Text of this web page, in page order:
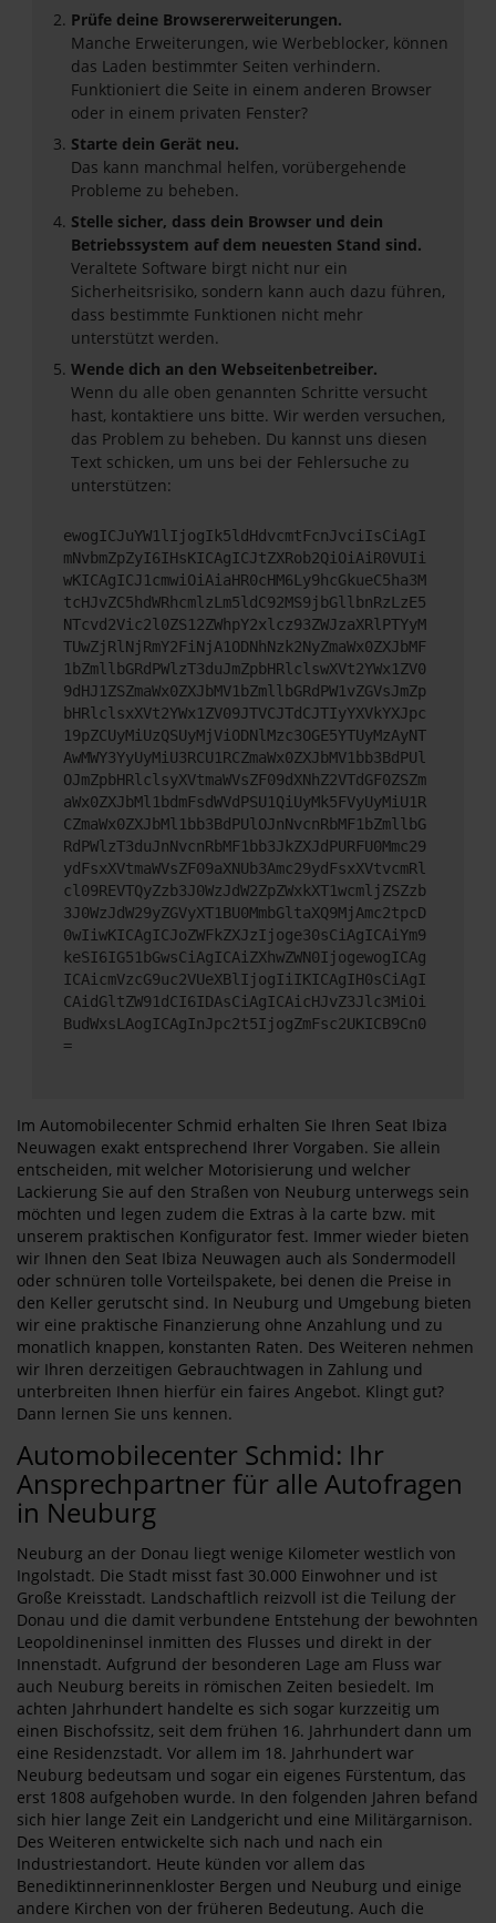
Prüfe deine Browsererweiterungen.
Manche Erweiterungen, wie Werbeblocker, können
das Laden bestimmter Seiten verhindern.
Funktioniert die Seite in einem anderen Browser
oder in einem privaten Fenster?
Starte dein Gerät neu.
Das kann manchmal helfen, vorübergehende
Probleme zu beheben.
Stelle sicher, dass dein Browser und dein
Betriebssystem auf dem neuesten Stand sind.
Veraltete Software birgt nicht nur ein
Sicherheitsrisiko, sondern kann auch dazu führen,
dass bestimmte Funktionen nicht mehr
unterstützt werden.
Wende dich an den Webseitenbetreiber.
Wenn du alle oben genannten Schritte versucht
hast, kontaktiere uns bitte. Wir werden versuchen,
das Problem zu beheben. Du kannst uns diesen
Text schicken, um uns bei der Fehlersuche zu
unterstützen:
ewogICJuYW1lIjogIk5ldHdvcmtFcnJvciIsCiAgI
mNvbmZpZyI6IHsKICAgICJtZXRob2QiOiAiR0VUIi
wKICAgICJ1cmwiOiAiaHR0cHM6Ly9hcGkueC5ha3M
tcHJvZC5hdWRhcmlzLm5ldC92MS9jbGllbnRzLzE5
NTcvd2Vic2l0ZS12ZWhpY2xlcz93ZWJzaXRlPTYyM
TUwZjRlNjRmY2FiNjA1ODNhNzk2NyZmaWx0ZXJbMF
1bZmllbGRdPWlzT3duJmZpbHRlclswXVt2YWx1ZV0
9dHJ1ZSZmaWx0ZXJbMV1bZmllbGRdPW1vZGVsJmZp
bHRlclsxXVt2YWx1ZV09JTVCJTdCJTIyYXVkYXJpc
19pZCUyMiUzQSUyMjViODNlMzc3OGE5YTUyMzAyNT
AwMWY3YyUyMiU3RCU1RCZmaWx0ZXJbMV1bb3BdPUl
OJmZpbHRlclsyXVtmaWVsZF09dXNhZ2VTdGF0ZSZm
aWx0ZXJbMl1bdmFsdWVdPSU1QiUyMk5FVyUyMiU1R
CZmaWx0ZXJbMl1bb3BdPUlOJnNvcnRbMF1bZmllbG
RdPWlzT3duJnNvcnRbMF1bb3JkZXJdPURFU0Mmc29
ydFsxXVtmaWVsZF09aXNUb3Amc29ydFsxXVtvcmRl
cl09REVTQyZzb3J0WzJdW2ZpZWxkXT1wcmljZSZzb
3J0WzJdW29yZGVyXT1BU0MmbGltaXQ9MjAmc2tpcD
0wIiwKICAgICJoZWFkZXJzIjoge30sCiAgICAiYm9
keSI6IG51bGwsCiAgICAiZXhwZWN0IjogewogICAg
ICAicmVzcG9uc2VUeXBlIjogIiIKICAgIH0sCiAgI
CAidGltZW91dCI6IDAsCiAgICAicHJvZ3Jlc3MiOi
BudWxsLAogICAgInJpc2t5IjogZmFsc2UKICB9Cn0
=
Im Automobilecenter Schmid erhalten Sie Ihren Seat Ibiza
Neuwagen exakt entsprechend Ihrer Vorgaben. Sie allein
entscheiden, mit welcher Motorisierung und welcher
Lackierung Sie auf den Straßen von Neuburg unterwegs sein
möchten und legen zudem die Extras à la carte bzw. mit
unserem praktischen Konfigurator fest. Immer wieder bieten
wir Ihnen den Seat Ibiza Neuwagen auch als Sondermodell
oder schnüren tolle Vorteilspakete, bei denen die Preise in
den Keller gerutscht sind. In Neuburg und Umgebung bieten
wir eine praktische Finanzierung ohne Anzahlung und zu
monatlich knappen, konstanten Raten. Des Weiteren nehmen
wir Ihren derzeitigen Gebrauchtwagen in Zahlung und
unterbreiten Ihnen hierfür ein faires Angebot. Klingt gut?
Dann lernen Sie uns kennen.
Automobilecenter Schmid: Ihr
Ansprechpartner für alle Autofragen
in Neuburg
Neuburg an der Donau liegt wenige Kilometer westlich von
Ingolstadt. Die Stadt misst fast 30.000 Einwohner und ist
Große Kreisstadt. Landschaftlich reizvoll ist die Teilung der
Donau und die damit verbundene Entstehung der bewohnten
Leopoldineninsel inmitten des Flusses und direkt in der
Innenstadt. Aufgrund der besonderen Lage am Fluss war
auch Neuburg bereits in römischen Zeiten besiedelt. Im
achten Jahrhundert handelte es sich sogar kurzzeitig um
einen Bischofssitz, seit dem frühen 16. Jahrhundert dann um
eine Residenzstadt. Vor allem im 18. Jahrhundert war
Neuburg bedeutsam und sogar ein eigenes Fürstentum, das
erst 1808 aufgehoben wurde. In den folgenden Jahren befand
sich hier lange Zeit ein Landgericht und eine Militärgarnison.
Des Weiteren entwickelte sich nach und nach ein
Industriestandort. Heute künden vor allem das
Benediktinnerinnenkloster Bergen und Neuburg und einige
andere Kirchen von der früheren Bedeutung. Auch die